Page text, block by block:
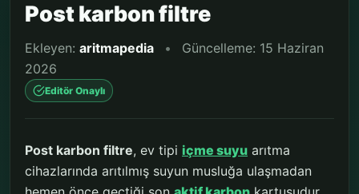
Post karbon filtre
Ekleyen: aritmapedia •
Güncelleme: 15 Haziran
2026
Editör Onaylı
Post karbon filtre, ev tipi içme suyu arıtma
cihazlarında arıtılmış suyun musluğa ulaşmadan